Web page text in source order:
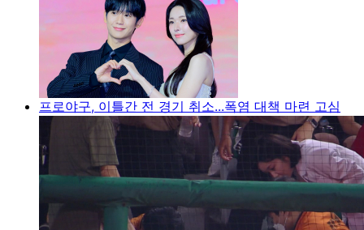
프로야구, 이틀간 전 경기 취소...폭염 대책 마련 고심